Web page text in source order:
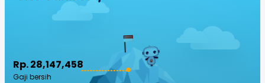
Rp. 28,147,458
Gaji bersih